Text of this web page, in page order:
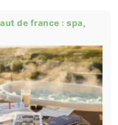
de france : spa,